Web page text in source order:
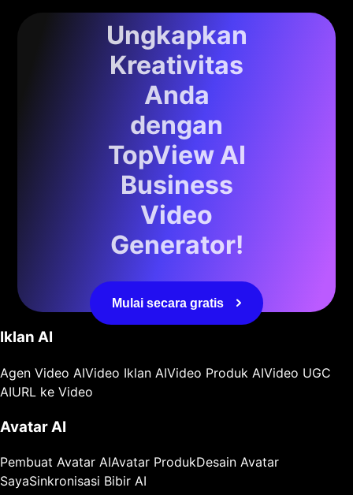
Ungkapkan
Kreativitas
Anda
dengan
TopView AI
Business
Video
Generator!
Mulai secara gratis
Iklan AI
Agen Video AIVideo Iklan AIVideo Produk AIVideo UGC
AIURL ke Video
Avatar AI
Pembuat Avatar AIAvatar ProdukDesain Avatar
SayaSinkronisasi Bibir AI